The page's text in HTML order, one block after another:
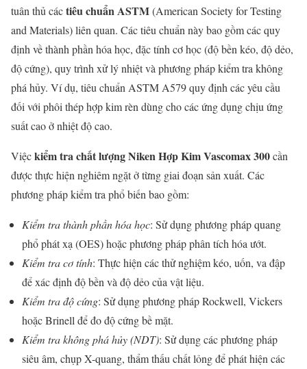
tuân thủ cáctiêu chuẩn ASTM(American Society for Testing
and Materials) liên quan. Các tiêu chuẩn này bao gồm các quy
định về thành phần hóa học, đặc tính cơ học (độ bền kéo, độ dẻo,
độ cứng), quy trình xử lý nhiệt và phương pháp kiểm tra không
phá hủy. Ví dụ, tiêu chuẩn ASTM A579 quy định các yêu cầu
đối với phôi thép hợp kim rèn dùng cho các ứng dụng chịu ứng
suất cao ở nhiệt độ cao.
Việckiểm tra chất lượngNiken Hợp Kim Vascomax 300cần
được thực hiện nghiêm ngặt ở từng giai đoạn sản xuất. Các
phương pháp kiểm tra phổ biến bao gồm:
Kiểm tra thành phần hóa học: Sử dụng phương pháp quang
phổ phát xạ (OES) hoặc phương pháp phân tích hóa ướt.
Kiểm tra cơ tính: Thực hiện các thử nghiệm kéo, uốn, va đập
để xác định độ bền và độ dẻo của vật liệu.
Kiểm tra độ cứng: Sử dụng phương pháp Rockwell, Vickers
hoặc Brinell để đo độ cứng bề mặt.
Kiểm tra không phá hủy (NDT): Sử dụng các phương pháp
siêu âm, chụp X-quang, thẩm thấu chất lỏng để phát hiện các